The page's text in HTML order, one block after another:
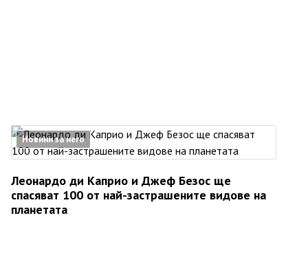
Новини за него
Леонардо ди Каприо и Джеф Безос ще
спасяват 100 от най-застрашените видове на
планетата